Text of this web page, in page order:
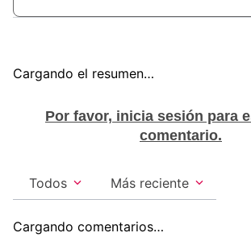
Cargando el resumen…
Por favor, inicia sesión para
comentario.
Más reciente
Todos
Cargando comentarios…